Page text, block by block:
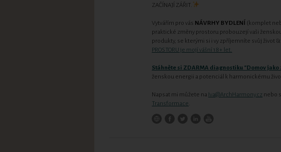
ZAČÍNAJÍ ZÁŘIT.
Vytvářím pro vás NÁVRHY BYDLENÍ (komplet
praktické změny prostoru probouzejí vaši
produkty, se kterými si i vy zpříjemníte svůj život
PROSTORU je mojí vášní 18+ let.
Stáhněte si ZDARMA diagnostiku "Domov
ženskou energii a potenciál k harmonickému
Napsat mi můžete na Iva@ArchHarmony.cz nebo
Transformace.